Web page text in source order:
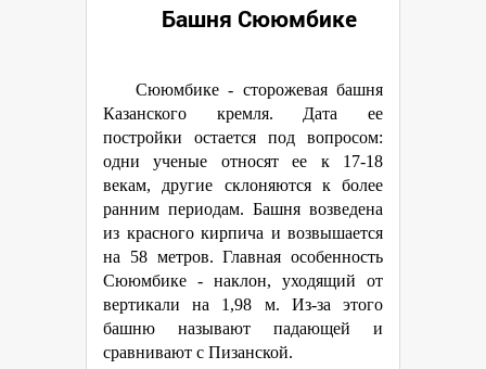
Башня Сююмбике
Сююмбике - сторожевая башня
Казанского кремля. Дата ее
постройки остается под вопросом:
одни ученые относят ее к 17-18
векам, другие склоняются к более
ранним периодам. Башня возведена
из красного кирпича и возвышается
на 58 метров. Главная особенность
Сююмбике - наклон, уходящий от
вертикали на 1,98 м. Из-за этого
башню называют падающей и
сравнивают с Пизанской.